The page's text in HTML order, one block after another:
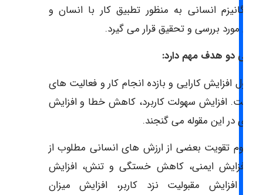
ارگانیزم انسانی به منظور تطبیق کار با انسان و
مورد بررسی و تحقیق قرار می گیرد.
دو هدف مهم دارد:
اول افزایش کارایی و بازده انجام کار و فعالیت های
است. افزایش سهولت کاربرد، کاهش خطا و افزایش
وری در این مقوله می گنجند.
دوم تقویت بعضی از ارزش های انسانی مطلوب از
افزایش ایمنی، کاهش خستگی و تنش، افزایش
افزایش مقبولیت نزد کاربر، افزایش میزان